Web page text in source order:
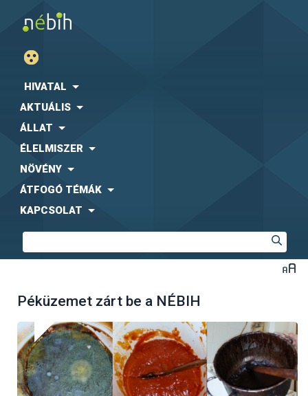
HIVATAL
AKTUÁLIS
ÁLLAT
ÉLELMISZER
NÖVÉNY
ÁTFOGÓ TÉMÁK
KAPCSOLAT
Péküzemet zárt be a NÉBIH